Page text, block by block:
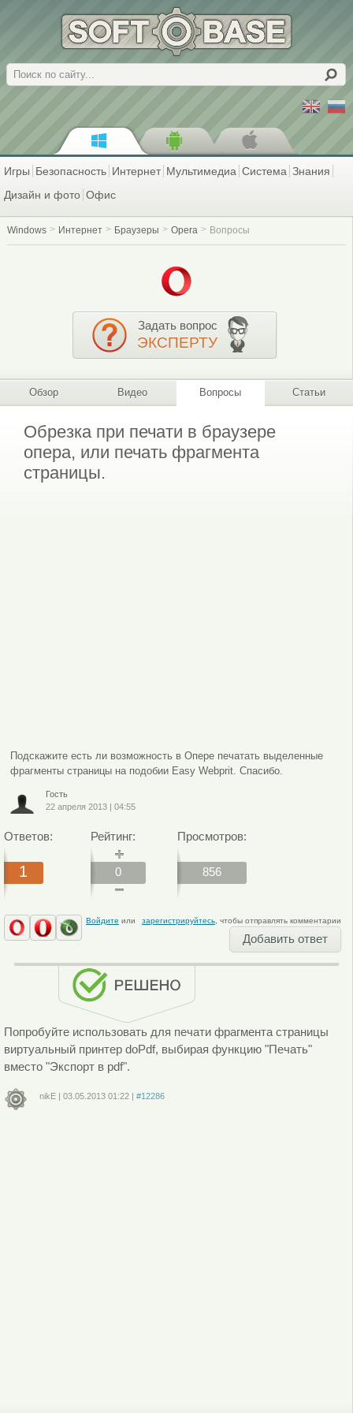
Поиск
Игры Безопасность Интернет Мультимедиа Система Знания
Дизайн и фото Офис
Windows Интернет Браузеры Opera Вопросы
Задать вопрос
ЭКСПЕРТУ
Обзор Видео Вопросы Статьи
Обрезка при печати в браузере
опера, или печать фрагмента
страницы.
Подскажите есть ли возможность в Опере печатать выделенные
фрагменты страницы на подобии Easy Webprit. Спасибо.
Гость
22 апреля 2013| 04:55
Ответов:
1
Рейтинг:
0
Просмотров:
856
Войдите или зарегистрируйтесь, чтобы отправлять комментарии
Добавить ответ
Попробуйте использовать для печати фрагмента страницы
виртуальный принтер doPdf, выбирая функцию "Печать"
вместо "Экспорт в pdf".
nikE| 03.05.2013 01:22| #12286